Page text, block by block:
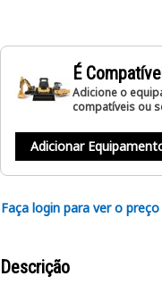
É
Adicione o
compatíveis ou
Adicionar
Faça login para ver o
Descrição